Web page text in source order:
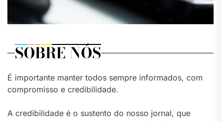
SOBRE NÓS
É importante manter todos sempre informados, com
compromisso e credibilidade.
A credibilidade é o sustento do nosso jornal, que